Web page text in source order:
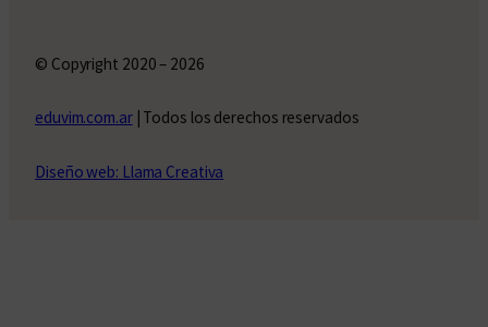
© Copyright 2020 – 2026
eduvim.com.ar| Todos los derechos reservados
Diseño web: Llama Creativa